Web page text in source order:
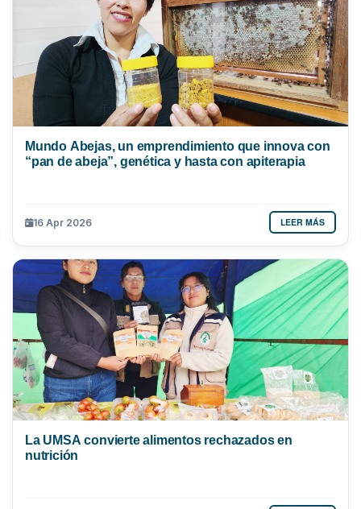
Mundo Abejas, un emprendimiento que innova con
“pan de abeja”, genética y hasta con apiterapia
16 Apr 2026 LEER MÁS
La UMSA convierte alimentos rechazados en
nutrición